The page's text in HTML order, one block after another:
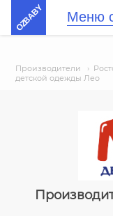
OZBABY Меню
Производители ›
детской одежды Лео